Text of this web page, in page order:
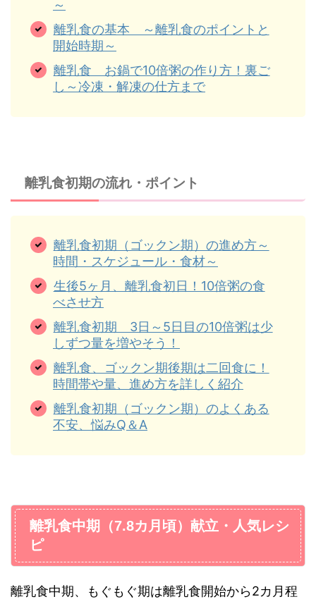
～
離乳食の基本 ～離乳食のポイントと
開始時期～
離乳食 お鍋で10倍粥の作り方！裏ご
し～冷凍・解凍の仕方まで
離乳食初期の流れ・ポイント
離乳食初期（ゴックン期）の進め方～
時間・スケジュール・食材～
生後5ヶ月、離乳食初日！10倍粥の食
べさせ方
離乳食初期 3日～5日目の10倍粥は少
しずつ量を増やそう！
離乳食、ゴックン期後期は二回食に！
時間帯や量、進め方を詳しく紹介
離乳食初期（ゴックン期）のよくある
不安、悩みQ＆A
離乳食中期（7.8カ月頃）献立・人気レシ
ピ
離乳食中期、もぐもぐ期は離乳食開始から2カ月程